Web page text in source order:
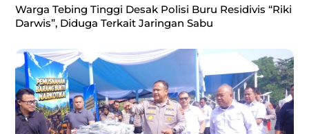
Warga Tebing Tinggi Desak Polisi Buru Residivis “Riki
Darwis”, Diduga Terkait Jaringan Sabu